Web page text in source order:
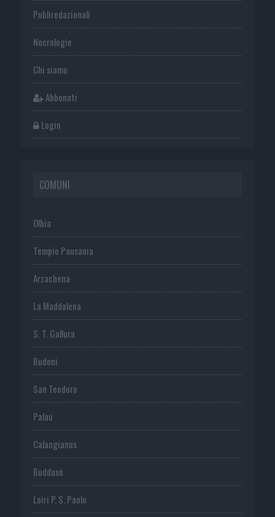
Publiredazionali
Necrologie
Chi siamo
Abbonati
Login
COMUNI
Olbia
Tempio Pausania
Arzachena
La Maddalena
S. T. Gallura
Budoni
San Teodoro
Palau
Calangianus
Buddusò
Loiri P. S. Paolo